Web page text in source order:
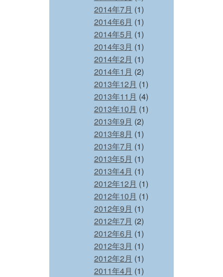
2014年7月 (1)
2014年6月 (1)
2014年5月 (1)
2014年3月 (1)
2014年2月 (1)
2014年1月 (2)
2013年12月 (1)
2013年11月 (4)
2013年10月 (1)
2013年9月 (2)
2013年8月 (1)
2013年7月 (1)
2013年5月 (1)
2013年4月 (1)
2012年12月 (1)
2012年10月 (1)
2012年9月 (1)
2012年7月 (2)
2012年6月 (1)
2012年3月 (1)
2012年2月 (1)
2011年4月 (1)